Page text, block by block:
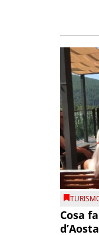
Cosa
d’Aosta